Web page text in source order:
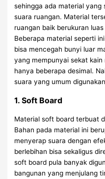
sehingga ada material yang
suara ruangan. Material
ruangan baik berukuran
Beberapa material seperti
bisa mencegah bunyi luar
yang mempunyai sekat
hanya beberapa desimal.
suara yang umum
1. Soft Board
Material soft board terbuat
Bahan pada material ini
menyerap suara dengan
berlebihan bisa sekaligus
soft board pula banyak
bangunan yang menjulang